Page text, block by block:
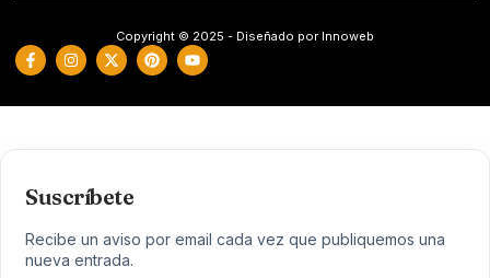
Copyright © 2025 - Diseñado por Innoweb
Suscríbete
Recibe un aviso por email cada vez que publiquemos una
nueva entrada.